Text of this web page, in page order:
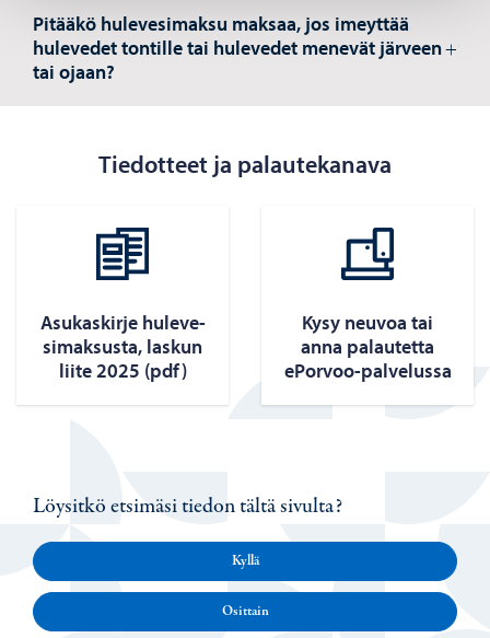
Pitääkö hulevesimaksu maksaa, jos imeyttää
hulevedet tontille tai hulevedet menevät järveen
tai ojaan?
Tiedotteet ja palautekanava
Asu­kas­kir­je hu­le­ve­
si­mak­sus­ta, las­kun
liite 2025 (pdf)
Kysy neu­voa tai
anna pa­lau­tet­ta
ePorvoo-​palvelussa
Löysitkö etsimäsi tiedon tältä sivulta?
Kyllä
Osittain